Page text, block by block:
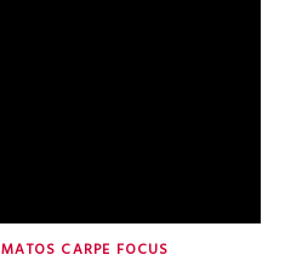
MATOS CARPE FOCUS